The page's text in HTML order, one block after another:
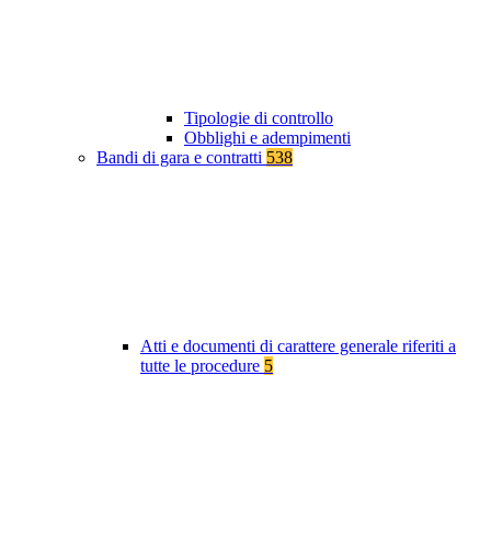
Tipologie di controllo
Obblighi e adempimenti
Bandi di gara e contratti 538
Atti e documenti di carattere generale riferiti a
tutte le procedure 5